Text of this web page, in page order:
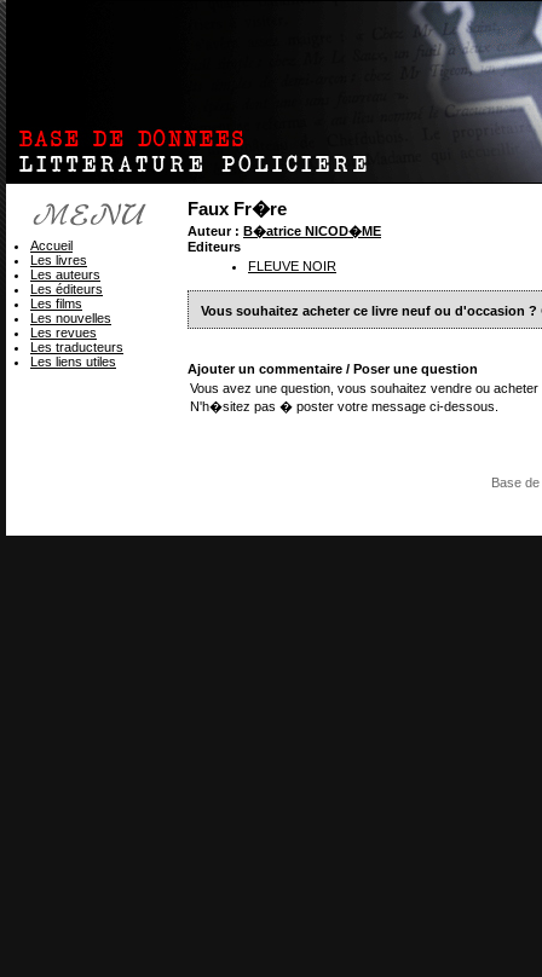
Faux Fr�re
Auteur : B�atrice NICOD�ME
Editeurs
FLEUVE NOIR
Vous souhaitez acheter ce livre neuf ou d'occasion ?
Ajouter un commentaire / Poser une question
Vous avez une question, vous souhaitez vendre ou
N'h�sitez pas � poster votre message ci-dessous.
Accueil
Les livres
Les auteurs
Les éditeurs
Les films
Les nouvelles
Les revues
Les traducteurs
Les liens utiles
Base